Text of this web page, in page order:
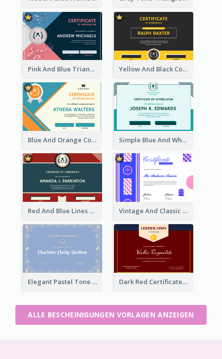
Pink And Blue Triangles Confetti Celebration Certificate Yellow And Black Contrast Simple Certificate
Blue And Orange Company Triangles With Badge Certificate Simple Blue And White Rectangle Certificate
Red And Blue Lines And Badge Completion Certificate Vintage And Classic Vibrant Certificate Design Ideas
Elegant Pastel Tone Floral Certificate Design Dark Red Certificate Of Recommendation
ALLE BESCHEINIGUNGEN VORLAGEN ANZEIGEN